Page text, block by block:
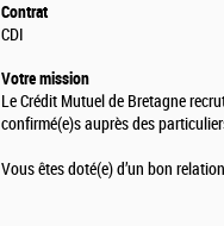
Contrat
CDI
Votre mission
Le Crédit Mutuel de Bretagne
confirmé(e)s auprès des
Vous êtes doté(e) d’un bon